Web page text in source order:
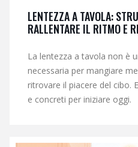
LENTEZZA A TAVOLA:
RALLENTARE IL RITMO E
La lentezza a tavola non è
necessaria per mangiare
ritrovare il piacere del cibo.
e concreti per iniziare oggi.